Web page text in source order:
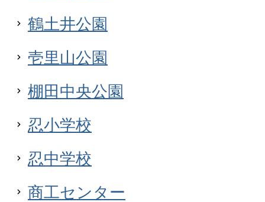
鶴土井公園
壱里山公園
棚田中央公園
忍小学校
忍中学校
商工センター